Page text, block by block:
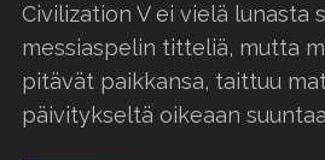
Civilization V ei vielä lunasta
messiaspelin titteliä, mutta
pitävät paikkansa, taittuu
päivitykseltä oikeaan